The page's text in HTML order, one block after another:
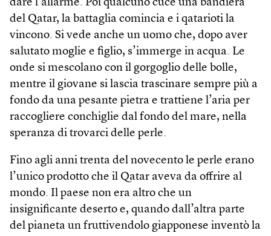
dare l’allarme. Poi qualcuno cuce una bandiera
del Qatar, la battaglia comincia e i qatarioti la
vincono. Si vede anche un uomo che, dopo aver
salutato moglie e figlio, s’immerge in acqua. Le
onde si mescolano con il gorgoglio delle bolle,
mentre il giovane si lascia trascinare sempre più a
fondo da una pesante pietra e trattiene l’aria per
raccogliere conchiglie dal fondo del mare, nella
speranza di trovarci delle perle.
Fino agli anni trenta del novecento le perle erano
l’unico prodotto che il Qatar aveva da offrire al
mondo. Il paese non era altro che un
insignificante deserto e, quando dall’altra parte
del pianeta un fruttivendolo giapponese inventò la